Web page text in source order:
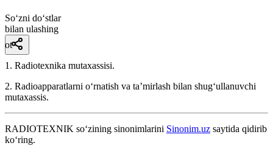
So‘zni do‘stlar
bilan ulashing
ot
1. Radiotexnika mutaxassisi.
2. Radioapparatlarni oʻrnatish va taʼmirlash bilan shugʻullanuvchi
mutaxassis.
RADIOTEXNIK so‘zining sinonimlarini Sinonim.uz saytida qidirib
ko‘ring.